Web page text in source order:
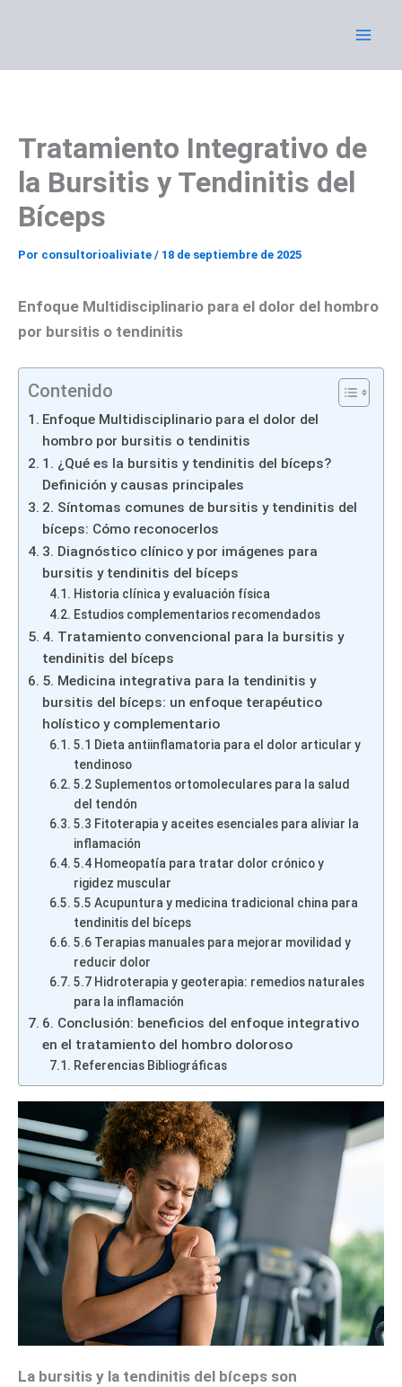
Tratamiento Integrativo de
la Bursitis y Tendinitis del
Bíceps
Por consultorioaliviate / 18 de septiembre de 2025
Enfoque Multidisciplinario para el dolor del hombro
por bursitis o tendinitis
Contenido
Enfoque Multidisciplinario para el dolor del
hombro por bursitis o tendinitis
1. ¿Qué es la bursitis y tendinitis del bíceps?
Definición y causas principales
2. Síntomas comunes de bursitis y tendinitis del
bíceps: Cómo reconocerlos
3. Diagnóstico clínico y por imágenes para
bursitis y tendinitis del bíceps
Historia clínica y evaluación física
Estudios complementarios recomendados
4. Tratamiento convencional para la bursitis y
tendinitis del bíceps
5. Medicina integrativa para la tendinitis y
bursitis del bíceps: un enfoque terapéutico
holístico y complementario
5.1 Dieta antiinflamatoria para el dolor articular y
tendinoso
5.2 Suplementos ortomoleculares para la salud
del tendón
5.3 Fitoterapia y aceites esenciales para aliviar la
inflamación
5.4 Homeopatía para tratar dolor crónico y
rigidez muscular
5.5 Acupuntura y medicina tradicional china para
tendinitis del bíceps
5.6 Terapias manuales para mejorar movilidad y
reducir dolor
5.7 Hidroterapia y geoterapia: remedios naturales
para la inflamación
6. Conclusión: beneficios del enfoque integrativo
en el tratamiento del hombro doloroso
Referencias Bibliográficas
La bursitis y la tendinitis del bíceps son